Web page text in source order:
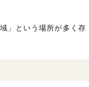
」という場所が多く存